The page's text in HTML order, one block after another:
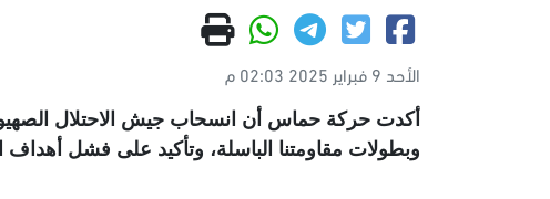
الأحد 9 فبراير 2025 02:03 م
أكدت حركة حماس أن انسحاب جيش الاحتلال
وبطولات مقاومتنا الباسلة، وتأكيد على فشل أهداف